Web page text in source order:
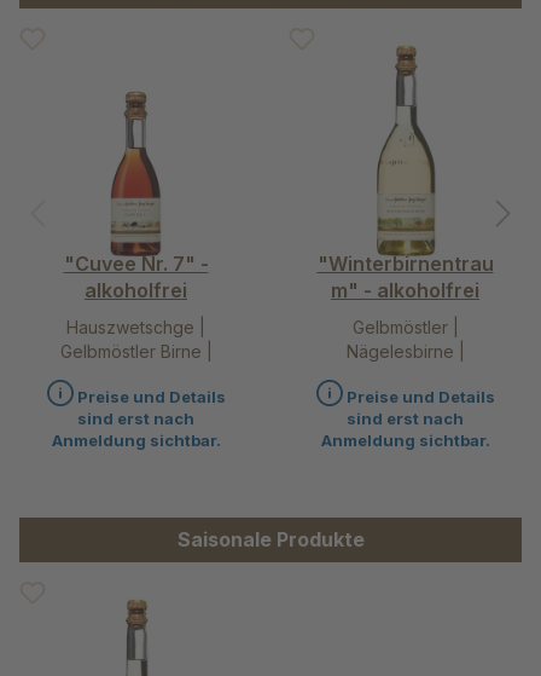
"Cuvee Nr. 7" -
alkoholfrei
Hauszwetschge |
Gelbmöstler Birne |
Preise und Details
sind erst nach
Anmeldung sichtbar.
"Winterbirnentrau
m" - alkoholfrei
Gelbmöstler |
Nägelesbirne |
Wasserbirne
Preise und Details
sind erst nach
Anmeldung sichtbar.
Produktgalerie überspringenSaisonale Produkte